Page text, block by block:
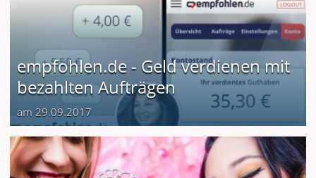
empfohlen.de - Geld verdienen mit
bezahlten Aufträgen
am 29.09.2017